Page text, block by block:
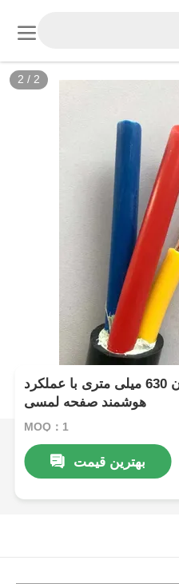
2 / 2
دستگاه پیچ و خم کردن 630 میلی متری با عملکرد
هوشمند صفحه لمسی
MOQ：1
بهترین قیمت